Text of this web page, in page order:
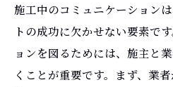
施工中のコミュニケーション
トの成功に欠かせない要素で
ョンを図るためには、施主と
くことが重要です。まず、業